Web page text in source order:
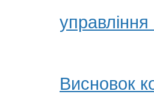
Висновок